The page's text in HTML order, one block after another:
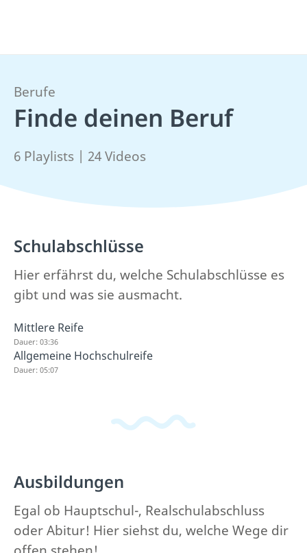
Berufe
Finde deinen Beruf
6 Playlists | 24 Videos
Schulabschlüsse
Hier erfährst du, welche Schulabschlüsse es
gibt und was sie ausmacht.
Mittlere Reife
Dauer: 03:36
Allgemeine Hochschulreife
Dauer: 05:07
Ausbildungen
Egal ob Hauptschul-, Realschulabschluss
oder Abitur! Hier siehst du, welche Wege dir